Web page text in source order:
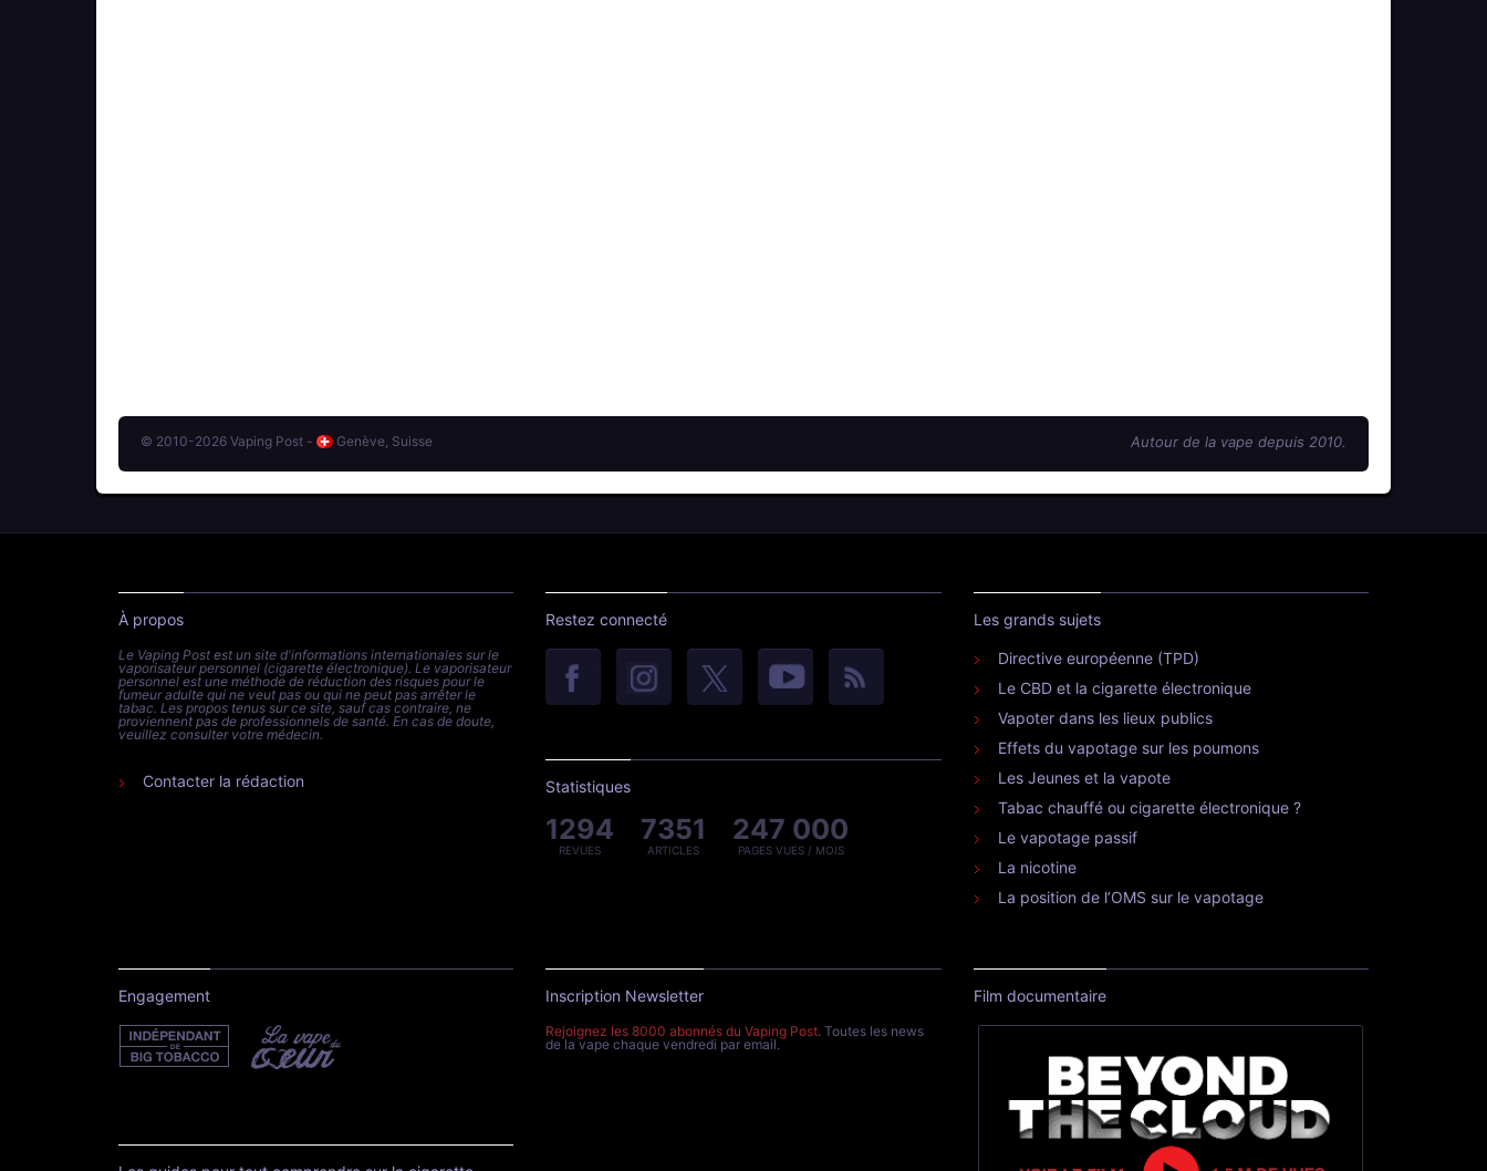
© 2010-2026 Vaping Post - Genève, Suisse Autour de la vape depuis 2010.
À propos
Le Vaping Post est un site d'informations internationales sur le
vaporisateur personnel (cigarette électronique). Le vaporisateur
personnel est une méthode de réduction des risques pour le
fumeur adulte qui ne veut pas ou qui ne peut pas arrêter le
tabac. Les propos tenus sur ce site, sauf cas contraire, ne
proviennent pas de professionnels de santé. En cas de doute,
veuillez consulter votre médecin.
Contacter la rédaction
Restez connecté
Statistiques
1294
REVUES
7351
ARTICLES
247 000
PAGES VUES / MOIS
Les grands sujets
Directive européenne (TPD)
Le CBD et la cigarette électronique
Vapoter dans les lieux publics
Effets du vapotage sur les poumons
Les Jeunes et la vapote
Tabac chauffé ou cigarette électronique ?
Le vapotage passif
La nicotine
La position de l’OMS sur le vapotage
Engagement Inscription Newsletter
Rejoignez les 8000 abonnés du Vaping Post. Toutes les news
de la vape chaque vendredi par email.
Film documentaire